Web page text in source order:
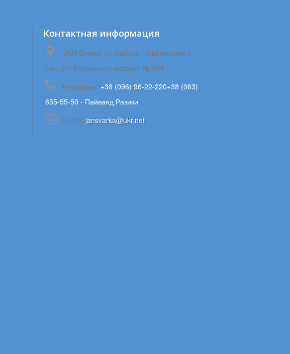
Контактная информация
"JAN Svarka", г. Одесса, «Промрынок 7
км», ул. Фабричная, магазин № 594
Телефоны: +38 (096) 96-22-220+38 (063)
655-55-50 - Пайванд Разики
E-mail: jansvarka@ukr.net